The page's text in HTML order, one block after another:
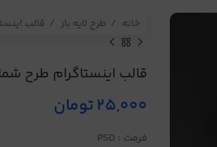
خانه طرح لایه باز قالب
قالب اینستاگرام طرح
25,000تومان
فرمت : PSD